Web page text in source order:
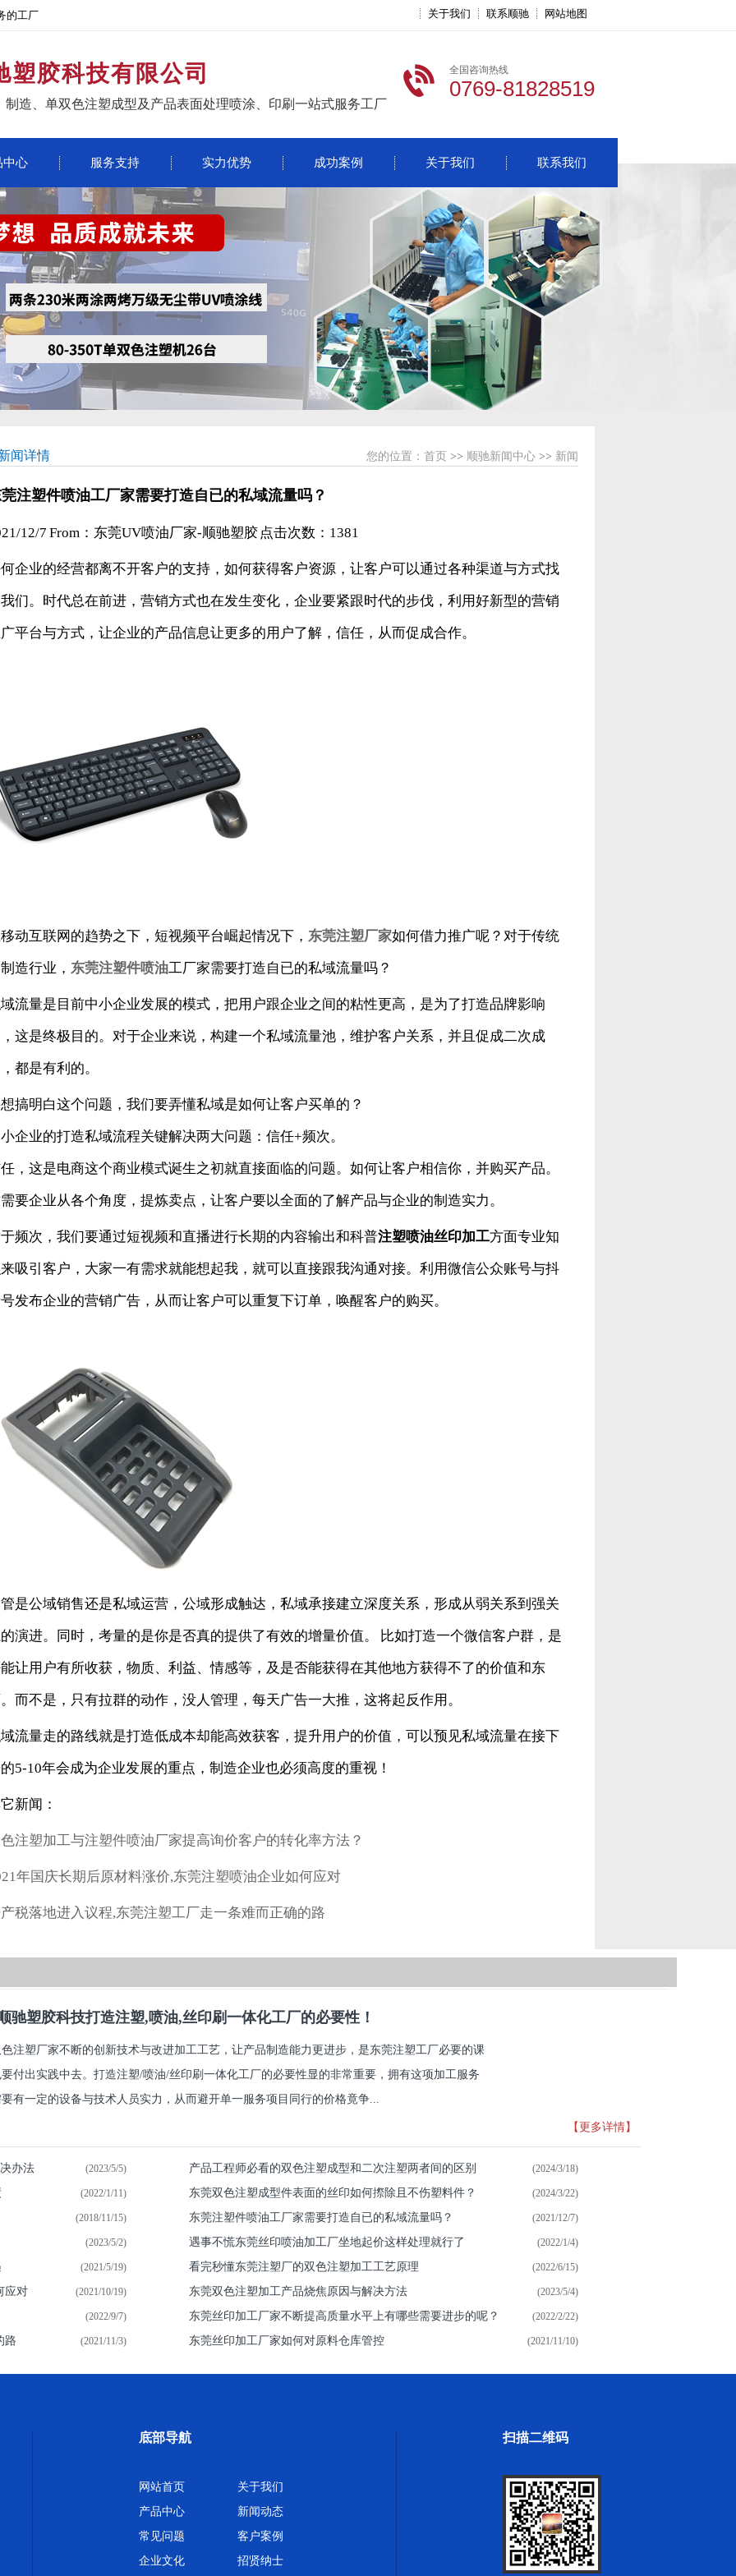
的工厂 关于我们 联系顺驰 网站地图
塑胶科技有限公司
制造、单双色注塑成型及产品表面处理喷涂、印刷一站式服务工厂
全国咨询热线
0769-81828519
中心 服务支持 实力优势 成功案例 关于我们 联系我们
闻详情 您的位置： 首页 >> 顺驰新闻中心 >> 新闻
注塑件喷油​工厂家需要打造自已的私域流量吗？
12/7 From：东莞UV喷油厂家-顺驰塑胶 点击次数： 1381
企业的经营都离不开客户的支持，如何获得客户资源，让客户可以通过各种渠道与方式找
们。时代总在前进，营销方式也在发生变化，企业要紧跟时代的步伐，利用好新型的营销
平台与方式，让企业的产品信息让更多的用户了解，信任，从而促成合作。
动互联网的趋势之下，短视频平台崛起情况下， 东莞注塑厂家如何借力推广呢？对于传统
造行业， 东莞注塑件喷油工厂家需要打造自已的私域流量吗？
流量是目前中小企业发展的模式，把用户跟企业之间的粘性更高，是为了打造品牌影响
这是终极目的。对于企业来说，构建一个私域流量池，维护客户关系，并且促成二次成
都是有利的。
搞明白这个问题，我们要弄懂私域是如何让客户买单的？
企业的打造私域流程关键解决两大问题：信任+频次。
，这是电商这个商业模式诞生之初就直接面临的问题。如何让客户相信你，并购买产品。
要企业从各个角度，提炼卖点，让客户要以全面的了解产品与企业的制造实力。
频次，我们要通过短视频和直播进行长期的内容输出和科普注塑喷油丝印加工方面专业知
吸引客户，大家一有需求就能想起我，就可以直接跟我沟通对接。利用微信公众账号与抖
发布企业的营销广告，从而让客户可以重复下订单，唤醒客户的购买。
是公域销售还是私域运营，公域形成触达，私域承接建立深度关系，形成从弱关系到强关
演进。同时，考量的是你是否真的提供了有效的增量价值。 比如打造一个微信客户群，是
让用户有所收获，物质、利益、情感等，及是否能获得在其他地方获得不了的价值和东
而不是，只有拉群的动作，没人管理，每天广告一大推，这将起反作用。
流量走的路线就是打造低成本却能高效获客，提升用户的价值，可以预见私域流量在接下
5-10年会成为企业发展的重点，制造企业也必须高度的重视！
新闻：
注塑加工与注塑件喷油厂家提高询价客户的转化率方法？
年国庆长期后原材料涨价,东莞注塑喷油企业如何应对
税落地进入议程,东莞注塑工厂走一条难而正确的路
驰塑胶科技打造注塑,喷油,丝印刷一体化工厂的必要性！
注塑厂家不断的创新技术与改进加工工艺，让产品制造能力更进步，是东莞注塑工厂必要的课
付出实践中去。打造注塑/喷油/丝印刷一体化工厂的必要性显的非常重要，拥有这项加工服务
有一定的设备与技术人员实力，从而避开单一服务项目同行的价格竟争...
【更多详情】
(2023/5/5)
办法 (2024/3/18)
产品工程师必看的双色注塑成型和二次注塑两者间的区别
(2022/1/11) (2024/3/22)
东莞双色注塑成型件表面的丝印如何摖除且不伤塑料件？
(2018/11/15) (2021/12/7)
东莞注塑件喷油​工厂家需要打造自已的私域流量吗？
(2023/5/2) (2022/1/4)
遇事不慌东莞丝印喷油加工厂坐地起价这样处理就行了
(2021/5/19) (2022/6/15)
看完秒懂东莞注塑厂的双色注塑加工工艺原理
(2021/10/19)
应对 (2023/5/4)
东莞双色注塑加工产品烧焦原因与解决方法
(2022/9/7) (2022/2/22)
东莞丝印加工厂家不断提高质量水平上有哪些需要进步的呢？
(2021/11/3)
路 (2021/11/10)
东莞丝印加工厂家如何对原料仓库管控
底部导航
网站首页
关于我们
产品中心
新闻动态
常见问题
客户案例
企业文化
招贤纳士
扫描二维码